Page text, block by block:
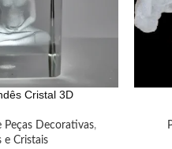
Cristal 3D
Peças Decorativas,
e Cristais